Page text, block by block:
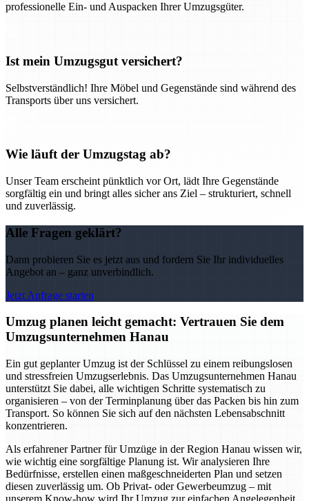
professionelle Ein- und Auspacken Ihrer Umzugsgüter.
Ist mein Umzugsgut versichert?
Selbstverständlich! Ihre Möbel und Gegenstände sind während des
Transports über uns versichert.
Wie läuft der Umzugstag ab?
Unser Team erscheint pünktlich vor Ort, lädt Ihre Gegenstände
sorgfältig ein und bringt alles sicher ans Ziel – strukturiert, schnell
und zuverlässig.
Alle Fragen geklärt?
Dann probieren Sie es jetzt aus und fordern Sie Ihr individuelles
Angebot an – ganz unverbindlich.
Jetzt Anfrage starten
Umzug planen leicht gemacht: Vertrauen Sie dem
Umzugsunternehmen Hanau
Ein gut geplanter Umzug ist der Schlüssel zu einem reibungslosen
und stressfreien Umzugserlebnis. Das Umzugsunternehmen Hanau
unterstützt Sie dabei, alle wichtigen Schritte systematisch zu
organisieren – von der Terminplanung über das Packen bis hin zum
Transport. So können Sie sich auf den nächsten Lebensabschnitt
konzentrieren.
Als erfahrener Partner für Umzüge in der Region Hanau wissen wir,
wie wichtig eine sorgfältige Planung ist. Wir analysieren Ihre
Bedürfnisse, erstellen einen maßgeschneiderten Plan und setzen
diesen zuverlässig um. Ob Privat- oder Gewerbeumzug – mit
unserem Know-how wird Ihr Umzug zur einfachen Angelegenheit.